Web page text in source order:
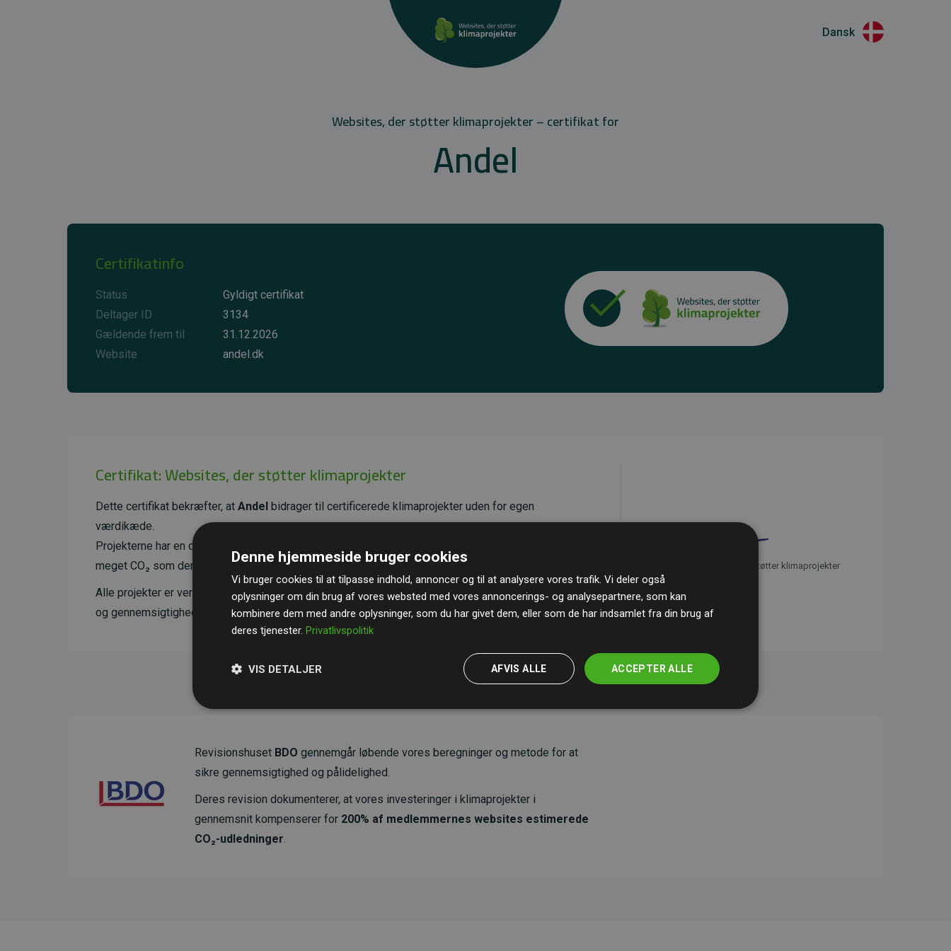
Dansk
Websites, der støtter klimaprojekter – certifikat for
Andel
Certifikatinfo
Status
Gyldigt certifikat
Deltager ID
3134
Gældende frem til
31.12.2026
Website
andel.dk
Certifikat: Websites, der støtter klimaprojekter
Dette certifikat bekræfter, at Andel bidrager til certificerede klimaprojekter uden for egen
værdikæde.
Projekterne har en dokumenteret CO₂-reducerende effekt, som i gennemsnit svarer til dobbelt så
meget CO₂ som den estimerede udledning fra hjemmesiden.
Alle projekter er verificeret gennemGold Standard– en international ordning, der sikrer høj kvalitet
og gennemsigtighed i klimainvesteringer. Du kan læse mere om de konkrete projekter her.
initiativet Websites, der støtter klimaprojekter
Revisionshuset BDO gennemgår løbende vores beregninger og metode for at
sikre gennemsigtighed og pålidelighed.
Deres revision dokumenterer, at vores investeringer i klimaprojekter i
gennemsnit kompenserer for 200% af medlemmernes websites estimerede
CO₂-udledninger.
Denne hjemmeside bruger cookies
Vi bruger cookies til at tilpasse indhold, annoncer og til at analysere vores trafik. Vi deler også
oplysninger om din brug af vores websted med vores annoncerings- og analysepartnere, som kan
kombinere dem med andre oplysninger, som du har givet dem, eller som de har indsamlet fra din brug af
deres tjenester. Privatlivspolitik
ACCEPTER ALLE
AFVIS ALLE
VIS DETALJER